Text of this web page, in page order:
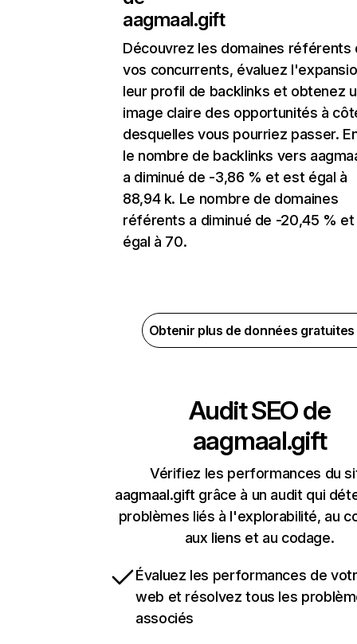
aagmaal.gift
Découvrez les domaines référents
vos concurrents, évaluez
leur profil de backlinks et obtenez
image claire des opportunités à
desquelles vous pourriez passer.
le nombre de backlinks vers
a diminué de -3,86 % et est égal à
88,94 k. Le nombre de domaines
référents a diminué de -20,45 %
égal à 70.
Obtenir plus de données
Audit SEO de
aagmaal.gift
Vérifiez les performances du
aagmaal.gift grâce à un audit qui
problèmes liés à l'explorabilité, au
aux liens et au codage.
Évaluez les performances de
web et résolvez tous les
associés